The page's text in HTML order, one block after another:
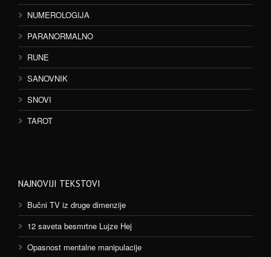
NUMEROLOGIJA
PARANORMALNO
RUNE
SANOVNIK
SNOVI
TAROT
NAJNOVIJI TEKSTOVI
Bučni TV iz druge dimenzije
12 saveta besmrtne Lujze Hej
Opasnost mentalne manipulacije